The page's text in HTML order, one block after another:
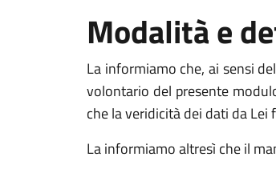
Modalità e
La informiamo che, ai sensi
volontario del presente
che la veridicità dei dati da
La informiamo altresì che il